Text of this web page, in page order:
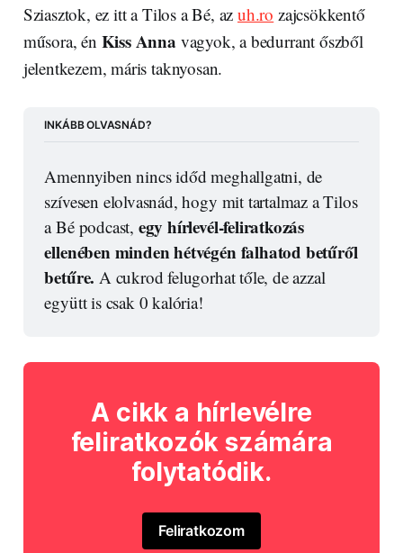
Sziasztok, ez itt a Tilos a Bé, azuh.ro zajcsökkentő
műsora, én Kiss Anna vagyok, a bedurrant őszből
jelentkezem, máris taknyosan.
INKÁBB OLVASNÁD?
Amennyiben nincs időd meghallgatni, de
szívesen elolvasnád, hogy mit tartalmaz a Tilos
a Bé podcast, egy hírlevél-feliratkozás
ellenében minden hétvégén falhatod betűről
betűre. A cukrod felugorhat tőle, de azzal
együtt is csak 0 kalória!
A cikk a hírlevélre
feliratkozók számára
folytatódik.
Feliratkozom